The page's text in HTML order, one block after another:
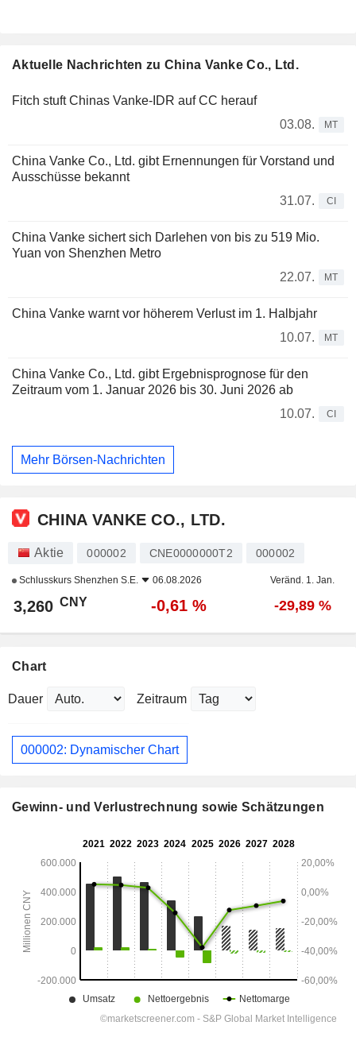
Aktuelle Nachrichten zu China Vanke Co., Ltd.
Fitch stuft Chinas Vanke-IDR auf CC herauf
03.08.
MT
China Vanke Co., Ltd. gibt Ernennungen für Vorstand und
Ausschüsse bekannt
31.07.
CI
China Vanke sichert sich Darlehen von bis zu 519 Mio.
Yuan von Shenzhen Metro
22.07.
MT
China Vanke warnt vor höherem Verlust im 1. Halbjahr
10.07.
MT
China Vanke Co., Ltd. gibt Ergebnisprognose für den
Zeitraum vom 1. Januar 2026 bis 30. Juni 2026 ab
10.07.
CI
Mehr Börsen-Nachrichten
CHINA VANKE CO., LTD.
Aktie 000002 CNE0000000T2 000002
Schlusskurs Shenzhen S.E. 06.08.2026 Veränd. 1. Jan.
3,260 CNY -0,61 % -29,89 %
Chart
Dauer Zeitraum
000002: Dynamischer Chart
Gewinn- und Verlustrechnung sowie Schätzungen